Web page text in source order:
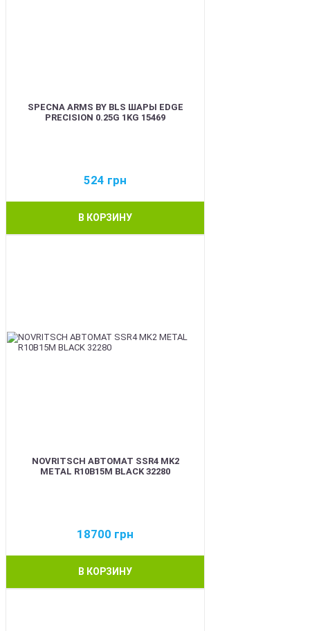
SPECNA ARMS BY BLS ШАРЫ EDGE
PRECISION 0.25G 1KG 15469
524 грн
В КОРЗИНУ
NOVRITSCH АВТОМАТ SSR4 MK2
METAL R10B15M BLACK 32280
18700 грн
В КОРЗИНУ